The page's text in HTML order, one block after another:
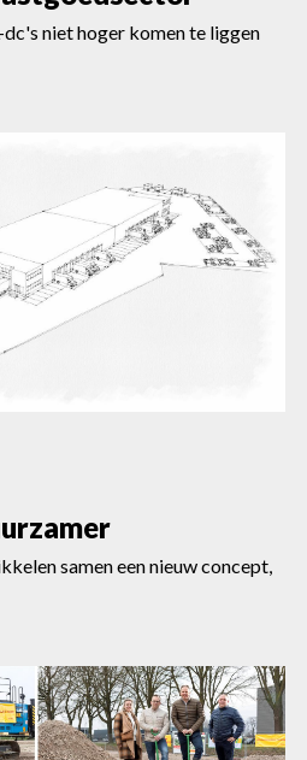
niet hoger komen te liggen
samen een nieuw concept,